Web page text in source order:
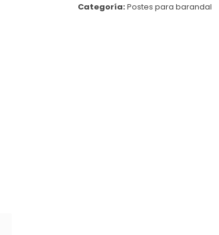
Categoría:Postes para barandal